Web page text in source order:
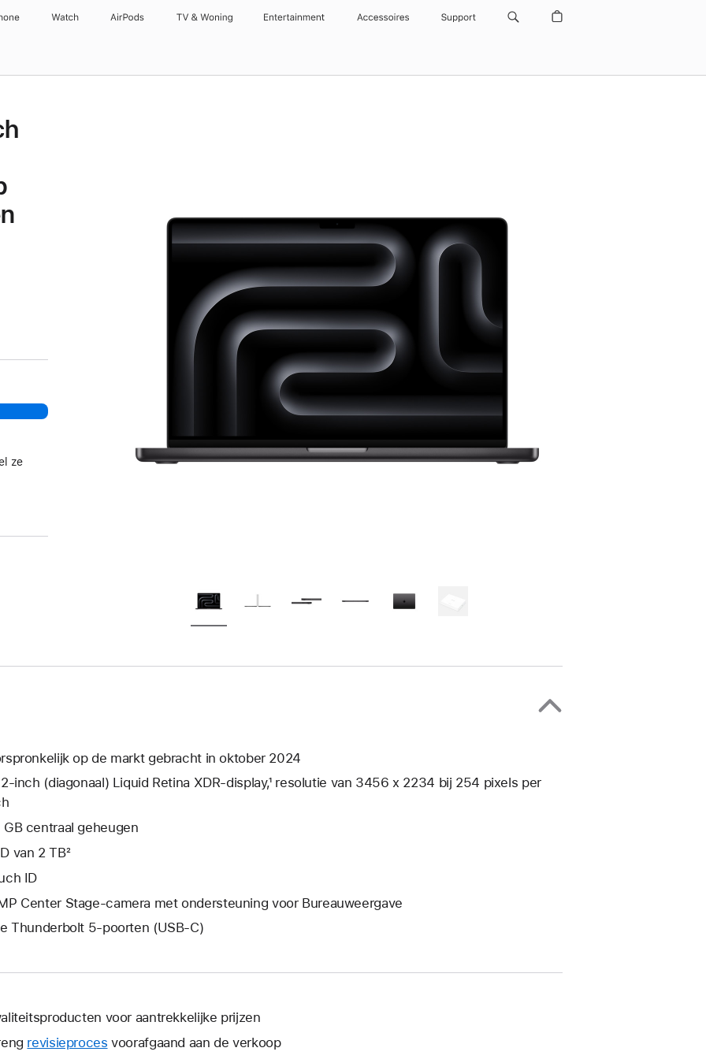
Watch AirPods TV & Woning Entertainment Accessoires Support
ze
op de markt gebracht in oktober 2024
(diagonaal) Liquid Retina XDR-display,¹ resolutie van 3456 x 2234 bij 254 pixels per
centraal geheugen
van 2 TB²
ID
Center Stage-camera met ondersteuning voor Bureauweergave
Thunderbolt 5-poorten (USB‑C)
voor aantrekkelijke prijzen
revisieproces voorafgaand aan de verkoop